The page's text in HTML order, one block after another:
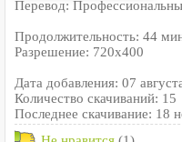
Перевод:
Продолжительность: 44
Разрешение: 720x400
Дата добавления: 07
Количество скачиваний: 15
Последнее скачивание: 18